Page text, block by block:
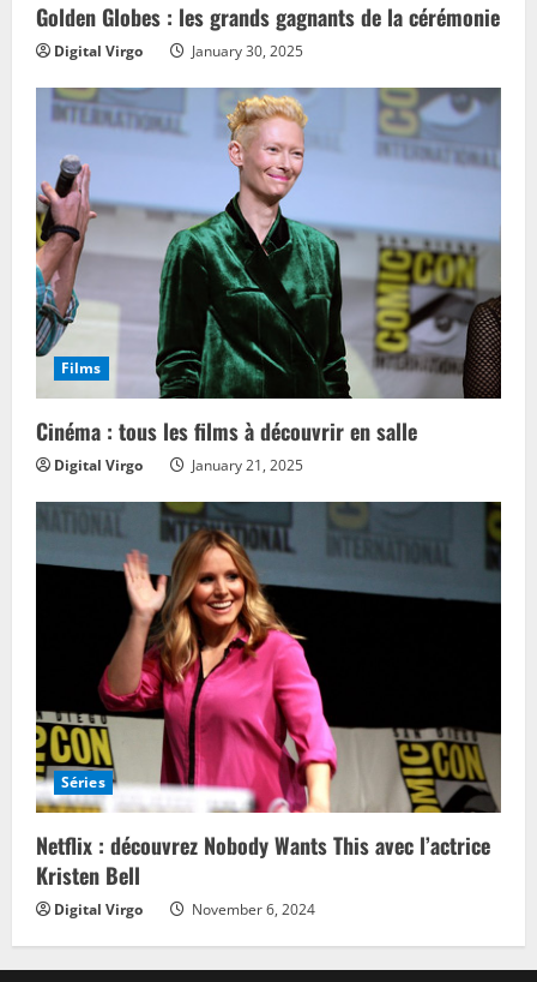
Golden Globes : les grands gagnants de la cérémonie
Digital Virgo January 30, 2025
Films
Cinéma : tous les films à découvrir en salle
Digital Virgo January 21, 2025
Séries
Netflix : découvrez Nobody Wants This avec l’actrice
Kristen Bell
Digital Virgo November 6, 2024